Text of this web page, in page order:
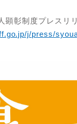
顕彰制度プレスリ
j/press/